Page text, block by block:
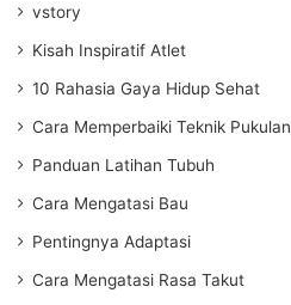
vstory
Kisah Inspiratif Atlet
10 Rahasia Gaya Hidup Sehat
Cara Memperbaiki Teknik Pukulan
Panduan Latihan Tubuh
Cara Mengatasi Bau
Pentingnya Adaptasi
Cara Mengatasi Rasa Takut